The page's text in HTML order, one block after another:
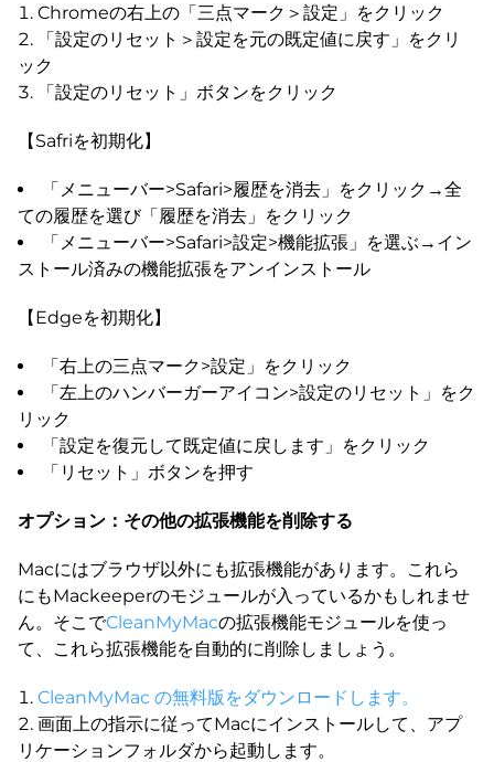
Chromeの右上の「三点マーク＞設定」をクリック
「設定のリセット＞設定を元の既定値に戻す」をクリ
ック
「設定のリセット」ボタンをクリック
【Safriを初期化】
「メニューバー>Safari>履歴を消去」をクリック→全
ての履歴を選び「履歴を消去」をクリック
「メニューバー>Safari>設定>機能拡張」を選ぶ→イン
ストール済みの機能拡張をアンインストール
【Edgeを初期化】
「右上の三点マーク>設定」をクリック
「左上のハンバーガーアイコン>設定のリセット」をク
リック
「設定を復元して既定値に戻します」をクリック
「リセット」ボタンを押す
オプション：その他の拡張機能を削除する
Macにはブラウザ以外にも拡張機能があります。これら
にもMackeeperのモジュールが入っているかもしれませ
ん。そこでCleanMyMacの拡張機能モジュールを使っ
て、これら拡張機能を自動的に削除しましょう。
CleanMyMac の無料版をダウンロードします。
画面上の指示に従ってMacにインストールして、アプ
リケーションフォルダから起動します。